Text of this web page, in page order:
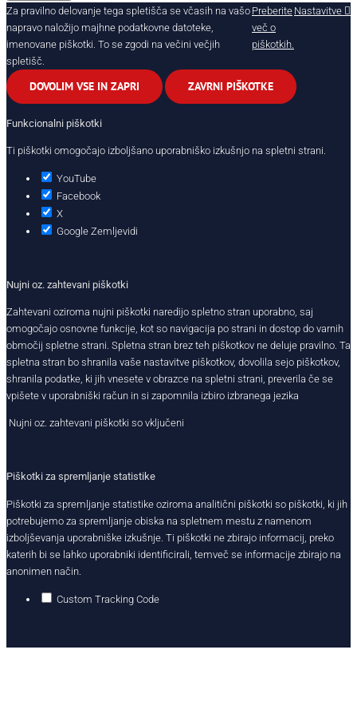
Za pravilno delovanje tega spletišča se včasih na vašo
napravo naložijo majhne podatkovne datoteke,
imenovane piškotki. To se zgodi na večini večjih
spletišč.
Preberite
več o
piškotkih.
Nastavitve
DOVOLIM VSE IN ZAPRI ZAVRNI PIŠKOTKE
Funkcionalni piškotki
Ti piškotki omogočajo izboljšano uporabniško izkušnjo na spletni strani.
YouTube
Facebook
X
Google Zemljevidi
Nujni oz. zahtevani piškotki
Zahtevani oziroma nujni piškotki naredijo spletno stran uporabno, saj
omogočajo osnovne funkcije, kot so navigacija po strani in dostop do varnih
območij spletne strani. Spletna stran brez teh piškotkov ne deluje pravilno. Ta
spletna stran bo shranila vaše nastavitve piškotkov, dovolila sejo piškotkov,
shranila podatke, ki jih vnesete v obrazce na spletni strani, preverila če se
vpišete v uporabniški račun in si zapomnila izbiro izbranega jezika
Nujni oz. zahtevani piškotki so vključeni
Piškotki za spremljanje statistike
Piškotki za spremljanje statistike oziroma analitični piškotki so piškotki, ki jih
potrebujemo za spremljanje obiska na spletnem mestu z namenom
izboljševanja uporabniške izkušnje. Ti piškotki ne zbirajo informacij, preko
katerih bi se lahko uporabniki identificirali, temveč se informacije zbirajo na
anonimen način.
Custom Tracking Code